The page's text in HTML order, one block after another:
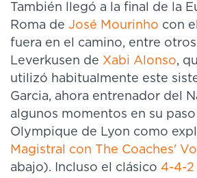
También llegó a la final de la
Roma de José Mourinho con
fuera en el camino, entre
Leverkusen de Xabi Alonso,
utilizó habitualmente este
Garcia, ahora entrenador del
algunos momentos en su paso
Olympique de Lyon como
Magistral con The Coaches'
abajo). Incluso el clásico 4-4-2